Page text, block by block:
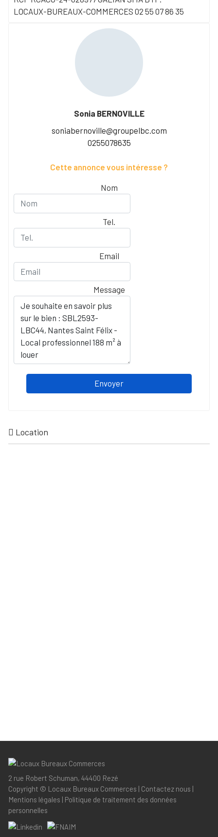
LOCAUX-BUREAUX-COMMERCES 02 55 07 86 35
Sonia BERNOVILLE
soniabernoville@groupelbc.com
0255078635
Cette annonce vous intéresse ?
Nom
Tel.
Email
Message
Envoyer
Location
2 rue Robert Schuman, 44400 Rezé
Copyright © Locaux Bureaux Commerces | Contactez nous |
Mentions légales | Politique de traitement des données
personnelles